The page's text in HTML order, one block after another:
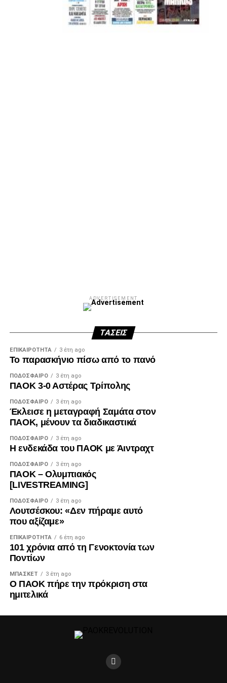
ADVERTISEMENT
ΤΆΣΕΙΣ
ΕΠΙΚΑΙΡΌΤΗΤΑ 3 έτη ago
Το παρασκήνιο πίσω από το πανό
ΠΟΔΌΣΦΑΙΡΟ 3 έτη ago
ΠΑΟΚ 3-0 Αστέρας Τρίπολης
ΠΟΔΌΣΦΑΙΡΟ 3 έτη ago
Έκλεισε η μεταγραφή Σαμάτα στον
ΠΑΟΚ, μένουν τα διαδικαστικά
ΠΟΔΌΣΦΑΙΡΟ 3 έτη ago
Η ενδεκάδα του ΠΑΟΚ με Άιντραχτ
ΠΟΔΌΣΦΑΙΡΟ 3 έτη ago
ΠΑΟΚ – Ολυμπιακός
[LIVESTREAMING]
ΠΟΔΌΣΦΑΙΡΟ 3 έτη ago
Λουτσέσκου: «Δεν πήραμε αυτό
που αξίζαμε»
ΕΠΙΚΑΙΡΌΤΗΤΑ 6 έτη ago
101 χρόνια από τη Γενοκτονία των
Ποντίων
ΜΠΆΣΚΕΤ 3 έτη ago
Ο ΠΑΟΚ πήρε την πρόκριση στα
ημιτελικά